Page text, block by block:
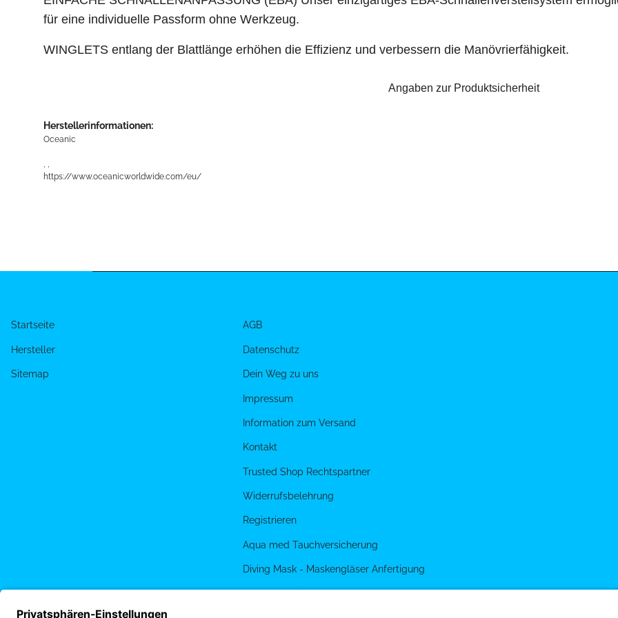
für eine individuelle Passform ohne Werkzeug.
WINGLETS entlang der Blattlänge erhöhen die Effizienz und verbessern die Manövrierfähigkeit.
Angaben zur Produktsicherheit
Herstellerinformationen:
Oceanic
, ,
https://www.oceanicworldwide.com/eu/
Startseite
Hersteller
Sitemap
AGB
Datenschutz
Dein Weg zu uns
Impressum
Information zum Versand
Kontakt
Trusted Shop Rechtspartner
Widerrufsbelehrung
Registrieren
Aqua med Tauchversicherung
Diving Mask - Maskengläser Anfertigung
PADI eLearning